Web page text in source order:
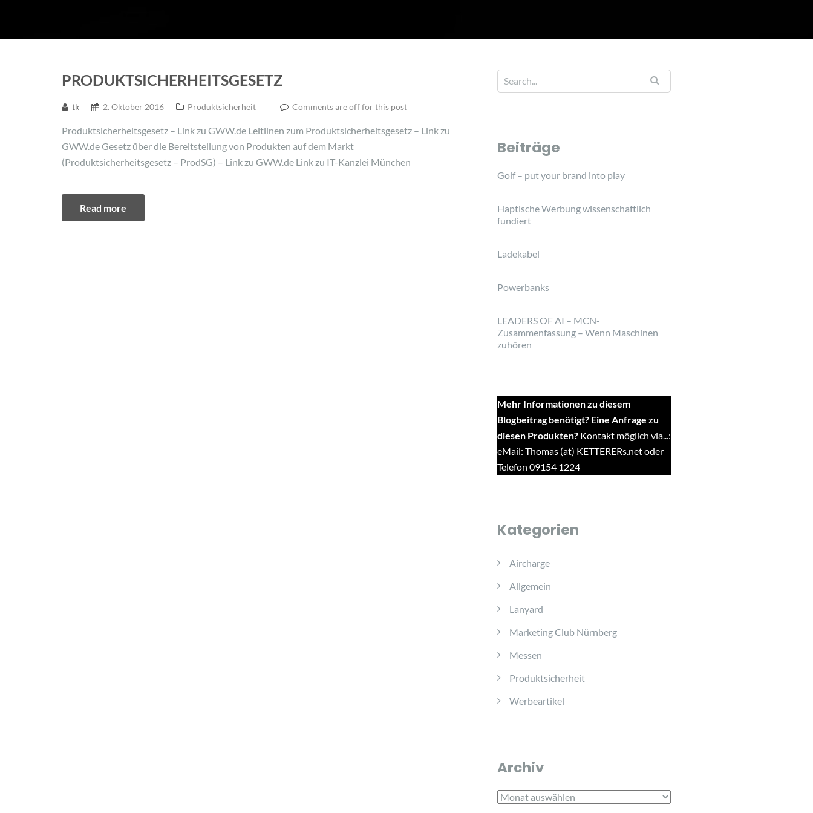
PRODUKTSICHERHEITSGESETZ
tk 2. Oktober 2016 Produktsicherheit Comments are off for this post
Produktsicherheitsgesetz – Link zu GWW.de Leitlinen zum Produktsicherheitsgesetz – Link zu
GWW.de Gesetz über die Bereitstellung von Produkten auf dem Markt
(Produktsicherheitsgesetz – ProdSG) – Link zu GWW.de Link zu IT-Kanzlei München
Read more
Beiträge
Golf – put your brand into play
Haptische Werbung wissenschaftlich
fundiert
Ladekabel
Powerbanks
LEADERS OF AI – MCN-
Zusammenfassung – Wenn Maschinen
zuhören
Mehr Informationen zu diesem
Blogbeitrag benötigt? Eine Anfrage zu
diesen Produkten?Kontakt möglich via...:
eMail: Thomas (at) KETTERERs.net oder
Telefon 09154 1224
Kategorien
Aircharge
Allgemein
Lanyard
Marketing Club Nürnberg
Messen
Produktsicherheit
Werbeartikel
Archiv
Archiv